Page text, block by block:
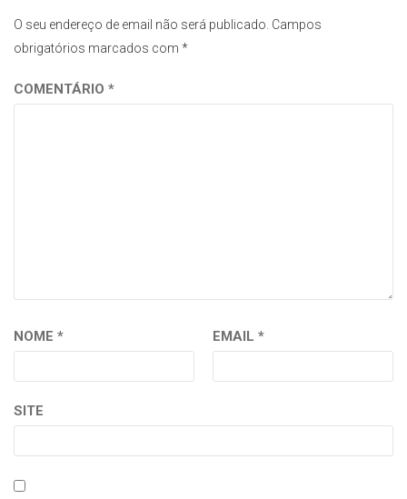
O seu endereço de email não será publicado. Campos
obrigatórios marcados com *
COMENTÁRIO *
NOME * EMAIL *
SITE